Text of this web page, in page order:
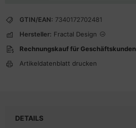
GTIN/EAN: 7340172702481
Hersteller: Fractal Design
Rechnungskauf für Geschäftskunden
Artikeldatenblatt drucken
DETAILS